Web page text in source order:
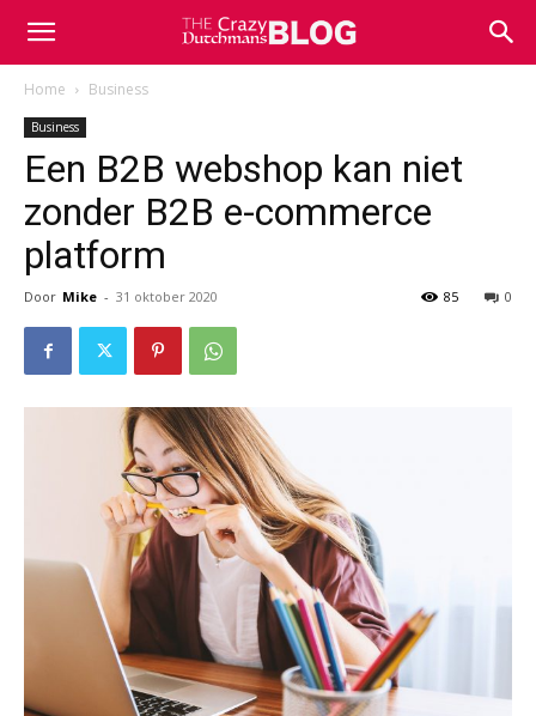
Home Business
Business
Een B2B webshop kan niet
zonder B2B e-commerce
platform
Door Mike - 31 oktober 2020 0
85